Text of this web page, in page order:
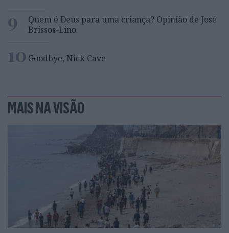
9
Quem é Deus para uma criança? Opinião de José
Brissos-Lino
10 Goodbye, Nick Cave
MAIS NA VISÃO